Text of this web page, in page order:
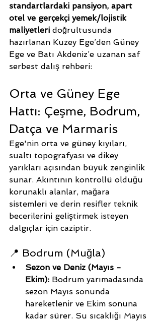
standartlardaki pansiyon, apart
otel ve gerçekçi yemek/lojistik
maliyetleri doğrultusunda
hazırlanan Kuzey Ege’den Güney
Ege ve Batı Akdeniz’e uzanan saf
serbest dalış rehberi:
Orta ve Güney Ege
Hattı: Çeşme, Bodrum,
Datça ve Marmaris
Ege'nin orta ve güney kıyıları,
sualtı topografyası ve dikey
yarıkları açısından büyük zenginlik
sunar. Akıntının kontrollü olduğu
korunaklı alanlar, mağara
sistemleri ve derin resifler teknik
becerilerini geliştirmek isteyen
dalgıçlar için caziptir.
📍 Bodrum (Muğla)
Sezon ve Deniz (Mayıs -
Ekim): Bodrum yarımadasında
sezon Mayıs sonunda
hareketlenir ve Ekim sonuna
kadar sürer. Su sıcaklığı Mayıs